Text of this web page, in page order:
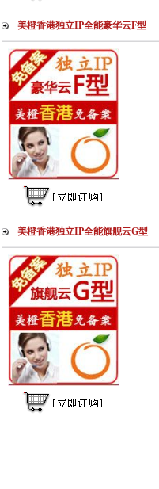
美橙香港独立IP全能豪华云F型
美橙香港独立IP全能旗舰云G型